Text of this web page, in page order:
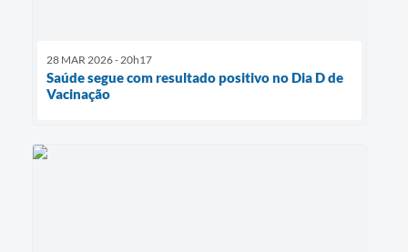
28 MAR 2026 - 20h17
Saúde segue com resultado positivo no Dia D de
Vacinação